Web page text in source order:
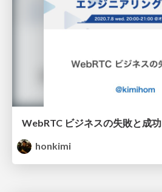
WebRTC ビジネスの失敗と成功
honkimi